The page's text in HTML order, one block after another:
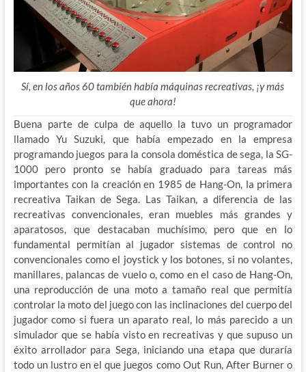
Sí, en los años 60 también había máquinas recreativas, ¡y más
que ahora!
Buena parte de culpa de aquello la tuvo un programador
llamado Yu Suzuki, que había empezado en la empresa
programando juegos para la consola doméstica de sega, la SG-
1000 pero pronto se había graduado para tareas más
importantes con la creación en 1985 de Hang-On, la primera
recreativa Taikan de Sega. Las Taikan, a diferencia de las
recreativas convencionales, eran muebles más grandes y
aparatosos, que destacaban muchísimo, pero que en lo
fundamental permitían al jugador sistemas de control no
convencionales como el joystick y los botones, si no volantes,
manillares, palancas de vuelo o, como en el caso de Hang-On,
una reproducción de una moto a tamaño real que permitía
controlar la moto del juego con las inclinaciones del cuerpo del
jugador como si fuera un aparato real, lo más parecido a un
simulador que se había visto en recreativas y que supuso un
éxito arrollador para Sega, iniciando una etapa que duraría
todo un lustro en el que juegos como Out Run, After Burner o